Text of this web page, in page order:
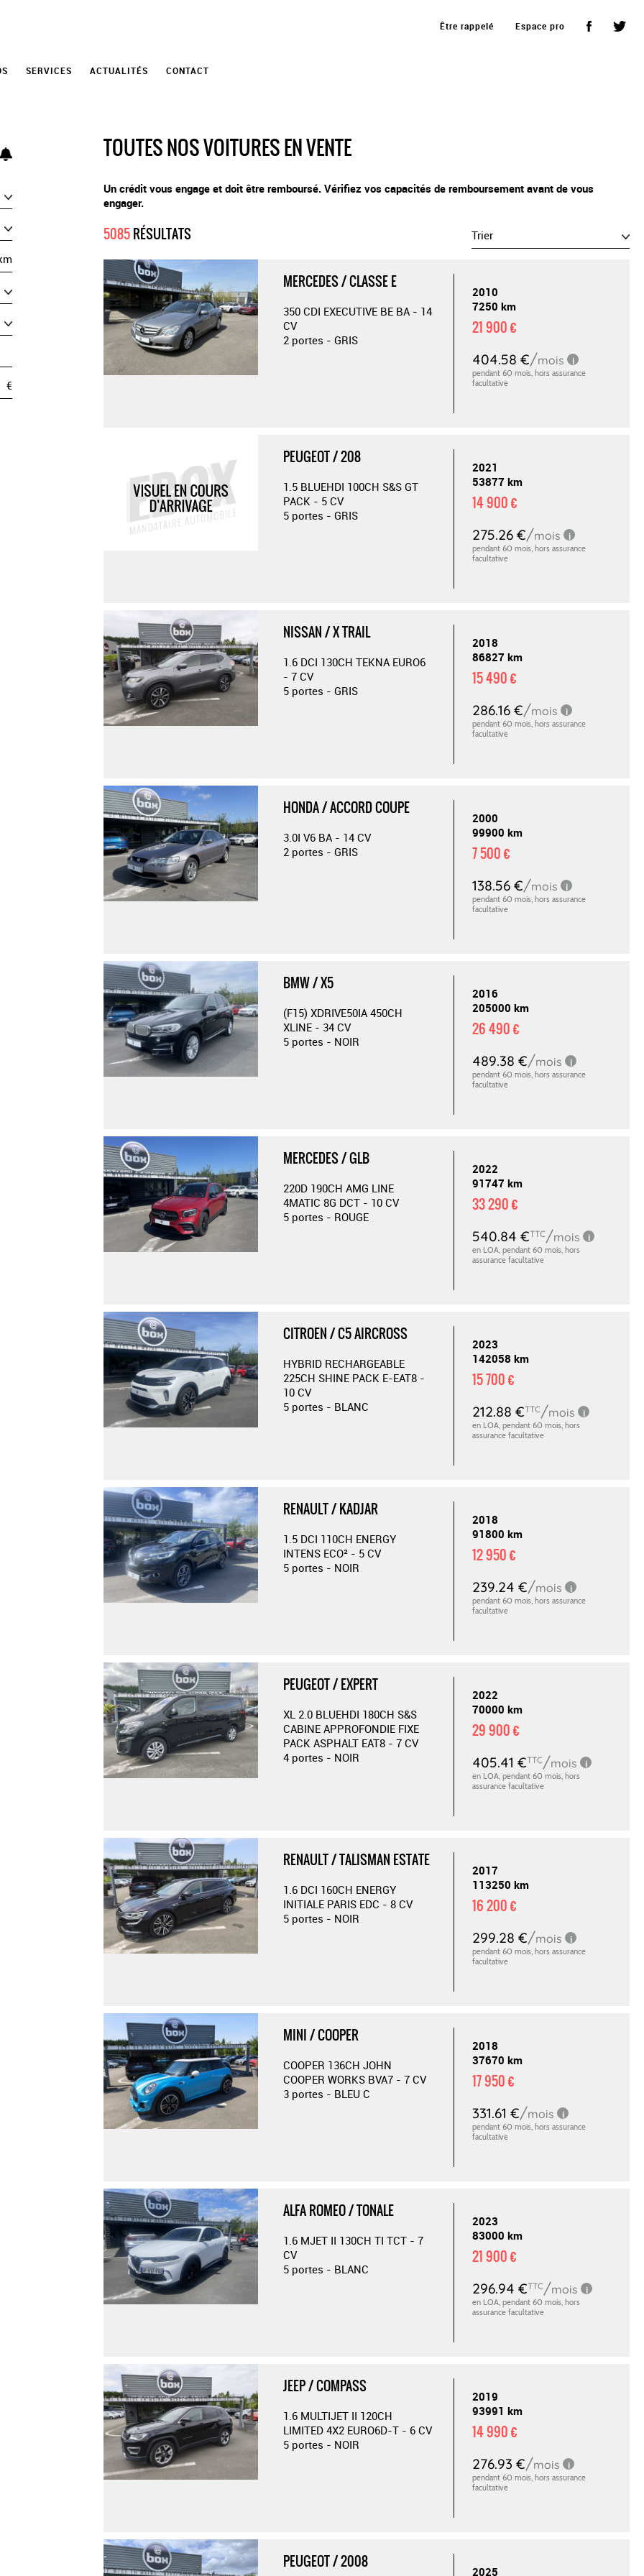
Être rappelé Espace pro
SERVICES ACTUALITÉS CONTACT
€
TOUTES NOS VOITURES EN VENTE
Un crédit vous engage et doit être remboursé. Vérifiez vos capacités de remboursement avant de vous
engager.
5085RÉSULTATS Trier
MERCEDES / CLASSE E
350 CDI EXECUTIVE BE BA - 14
CV
2 portes - GRIS
2010
7250 km
21 900 €
PEUGEOT / 208
1.5 BLUEHDI 100CH S&S GT
PACK - 5 CV
5 portes - GRIS
2021
53877 km
14 900 €
NISSAN / X TRAIL
1.6 DCI 130CH TEKNA EURO6
- 7 CV
5 portes - GRIS
2018
86827 km
15 490 €
HONDA / ACCORD COUPE
3.0I V6 BA - 14 CV
2 portes - GRIS
2000
99900 km
7 500 €
BMW / X5
(F15) XDRIVE50IA 450CH
XLINE - 34 CV
5 portes - NOIR
2016
205000 km
26 490 €
MERCEDES / GLB
220D 190CH AMG LINE
4MATIC 8G DCT - 10 CV
5 portes - ROUGE
2022
91747 km
33 290 €
CITROEN / C5 AIRCROSS
HYBRID RECHARGEABLE
225CH SHINE PACK E-EAT8 -
10 CV
5 portes - BLANC
2023
142058 km
15 700 €
RENAULT / KADJAR
1.5 DCI 110CH ENERGY
INTENS ECO² - 5 CV
5 portes - NOIR
2018
91800 km
12 950 €
PEUGEOT / EXPERT
XL 2.0 BLUEHDI 180CH S&S
CABINE APPROFONDIE FIXE
PACK ASPHALT EAT8 - 7 CV
4 portes - NOIR
2022
70000 km
29 900 €
RENAULT / TALISMAN ESTATE
1.6 DCI 160CH ENERGY
INITIALE PARIS EDC - 8 CV
5 portes - NOIR
2017
113250 km
16 200 €
MINI / COOPER
COOPER 136CH JOHN
COOPER WORKS BVA7 - 7 CV
3 portes - BLEU C
2018
37670 km
17 950 €
ALFA ROMEO / TONALE
1.6 MJET II 130CH TI TCT - 7
CV
5 portes - BLANC
2023
83000 km
21 900 €
JEEP / COMPASS
1.6 MULTIJET II 120CH
LIMITED 4X2 EURO6D-T - 6 CV
5 portes - NOIR
2019
93991 km
14 990 €
PEUGEOT / 2008
2025